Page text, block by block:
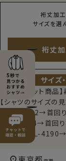
裄丈加
サイズを選
裄丈
サイズ
【限定スポット商品
【シャツのサイズの見
例）M-3982→首回
例）L-4184→首回
例）TALL-L-